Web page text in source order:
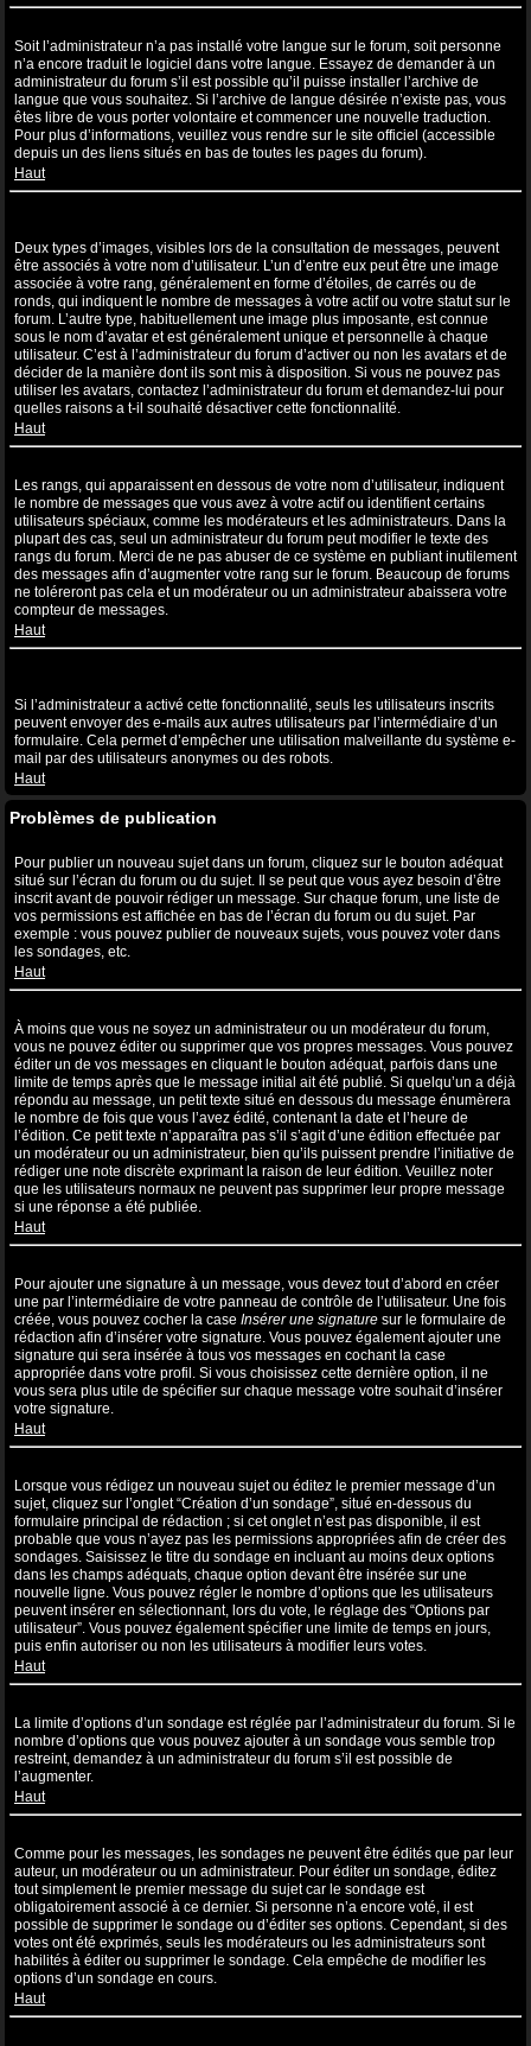
Soit l’administrateur n’a pas installé votre langue sur le forum, soit personne
n’a encore traduit le logiciel dans votre langue. Essayez de demander à un
administrateur du forum s’il est possible qu’il puisse installer l’archive de
langue que vous souhaitez. Si l’archive de langue désirée n’existe pas, vous
êtes libre de vous porter volontaire et commencer une nouvelle traduction.
Pour plus d’informations, veuillez vous rendre sur le site officiel (accessible
depuis un des liens situés en bas de toutes les pages du forum).
Haut
Deux types d’images, visibles lors de la consultation de messages, peuvent
être associés à votre nom d’utilisateur. L’un d’entre eux peut être une image
associée à votre rang, généralement en forme d’étoiles, de carrés ou de
ronds, qui indiquent le nombre de messages à votre actif ou votre statut sur le
forum. L’autre type, habituellement une image plus imposante, est connue
sous le nom d’avatar et est généralement unique et personnelle à chaque
utilisateur. C’est à l’administrateur du forum d’activer ou non les avatars et de
décider de la manière dont ils sont mis à disposition. Si vous ne pouvez pas
utiliser les avatars, contactez l’administrateur du forum et demandez-lui pour
quelles raisons a t-il souhaité désactiver cette fonctionnalité.
Haut
Les rangs, qui apparaissent en dessous de votre nom d’utilisateur, indiquent
le nombre de messages que vous avez à votre actif ou identifient certains
utilisateurs spéciaux, comme les modérateurs et les administrateurs. Dans la
plupart des cas, seul un administrateur du forum peut modifier le texte des
rangs du forum. Merci de ne pas abuser de ce système en publiant inutilement
des messages afin d’augmenter votre rang sur le forum. Beaucoup de forums
ne toléreront pas cela et un modérateur ou un administrateur abaissera votre
compteur de messages.
Haut
Si l’administrateur a activé cette fonctionnalité, seuls les utilisateurs inscrits
peuvent envoyer des e-mails aux autres utilisateurs par l’intermédiaire d’un
formulaire. Cela permet d’empêcher une utilisation malveillante du système e-
mail par des utilisateurs anonymes ou des robots.
Haut
Problèmes de publication
Pour publier un nouveau sujet dans un forum, cliquez sur le bouton adéquat
situé sur l’écran du forum ou du sujet. Il se peut que vous ayez besoin d’être
inscrit avant de pouvoir rédiger un message. Sur chaque forum, une liste de
vos permissions est affichée en bas de l’écran du forum ou du sujet. Par
exemple : vous pouvez publier de nouveaux sujets, vous pouvez voter dans
les sondages, etc.
Haut
À moins que vous ne soyez un administrateur ou un modérateur du forum,
vous ne pouvez éditer ou supprimer que vos propres messages. Vous pouvez
éditer un de vos messages en cliquant le bouton adéquat, parfois dans une
limite de temps après que le message initial ait été publié. Si quelqu’un a déjà
répondu au message, un petit texte situé en dessous du message énumèrera
le nombre de fois que vous l’avez édité, contenant la date et l’heure de
l’édition. Ce petit texte n’apparaîtra pas s’il s’agit d’une édition effectuée par
un modérateur ou un administrateur, bien qu’ils puissent prendre l’initiative de
rédiger une note discrète exprimant la raison de leur édition. Veuillez noter
que les utilisateurs normaux ne peuvent pas supprimer leur propre message
si une réponse a été publiée.
Haut
Pour ajouter une signature à un message, vous devez tout d’abord en créer
une par l’intermédiaire de votre panneau de contrôle de l’utilisateur. Une fois
créée, vous pouvez cocher la case Insérer une signature sur le formulaire de
rédaction afin d’insérer votre signature. Vous pouvez également ajouter une
signature qui sera insérée à tous vos messages en cochant la case
appropriée dans votre profil. Si vous choisissez cette dernière option, il ne
vous sera plus utile de spécifier sur chaque message votre souhait d’insérer
votre signature.
Haut
Lorsque vous rédigez un nouveau sujet ou éditez le premier message d’un
sujet, cliquez sur l’onglet “Création d’un sondage”, situé en-dessous du
formulaire principal de rédaction ; si cet onglet n’est pas disponible, il est
probable que vous n’ayez pas les permissions appropriées afin de créer des
sondages. Saisissez le titre du sondage en incluant au moins deux options
dans les champs adéquats, chaque option devant être insérée sur une
nouvelle ligne. Vous pouvez régler le nombre d’options que les utilisateurs
peuvent insérer en sélectionnant, lors du vote, le réglage des “Options par
utilisateur”. Vous pouvez également spécifier une limite de temps en jours,
puis enfin autoriser ou non les utilisateurs à modifier leurs votes.
Haut
La limite d’options d’un sondage est réglée par l’administrateur du forum. Si le
nombre d’options que vous pouvez ajouter à un sondage vous semble trop
restreint, demandez à un administrateur du forum s’il est possible de
l’augmenter.
Haut
Comme pour les messages, les sondages ne peuvent être édités que par leur
auteur, un modérateur ou un administrateur. Pour éditer un sondage, éditez
tout simplement le premier message du sujet car le sondage est
obligatoirement associé à ce dernier. Si personne n’a encore voté, il est
possible de supprimer le sondage ou d’éditer ses options. Cependant, si des
votes ont été exprimés, seuls les modérateurs ou les administrateurs sont
habilités à éditer ou supprimer le sondage. Cela empêche de modifier les
options d’un sondage en cours.
Haut